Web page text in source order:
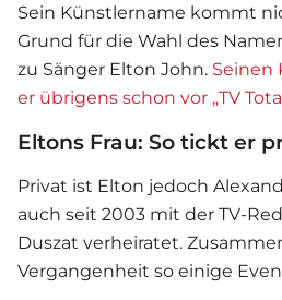
Sein Künstlername kommt
Grund für die Wahl des
zu Sänger Elton John. Seinen
er übrigens schon vor „TV
Eltons Frau: So tickt er
Privat ist Elton jedoch
auch seit 2003 mit der TV-
Duszat verheiratet.
Vergangenheit so einige